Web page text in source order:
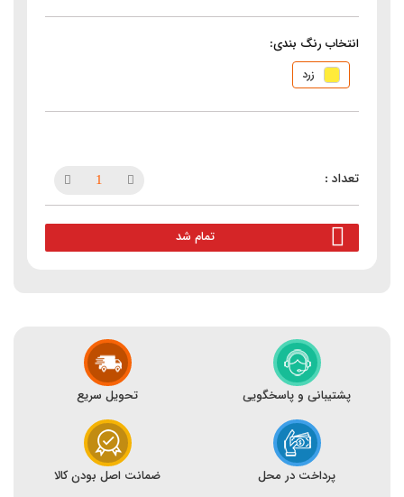
انتخاب رنگ بندی:
زرد
تمام شد
پشتیبانی و پاسخگویی تحویل سریع
پرداخت در محل ضمانت اصل بودن کالا